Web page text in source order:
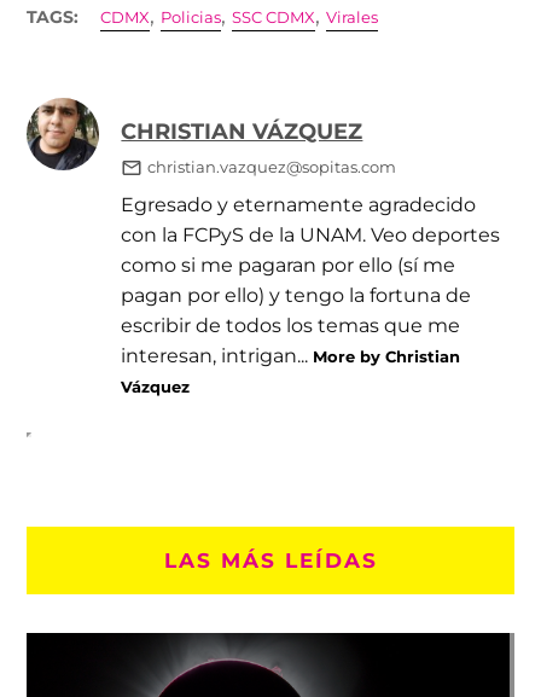
TAGS: CDMX, Policias,SSC CDMX,Virales
CHRISTIAN VÁZQUEZ
christian.vazquez@sopitas.com
Egresado y eternamente agradecido
con la FCPyS de la UNAM. Veo deportes
como si me pagaran por ello (sí me
pagan por ello) y tengo la fortuna de
escribir de todos los temas que me
interesan, intrigan... More by Christian
Vázquez
LAS MÁS LEÍDAS